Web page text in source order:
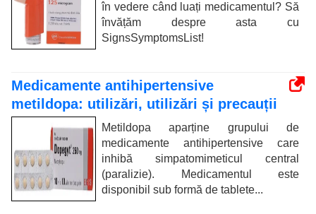
în vedere când luați medicamentul? Să
învățăm despre asta cu
SignsSymptomsList!
Medicamente antihipertensive
metildopa: utilizări, utilizări și precauții
Metildopa aparține grupului de
medicamente antihipertensive care
inhibă simpatomimeticul central
(paralizie). Medicamentul este
disponibil sub formă de tablete...